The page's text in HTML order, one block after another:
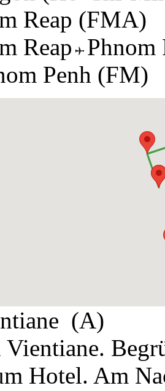
Reap (FMA)
Reap
Phnom
Penh (FM)
(A)
Hotel. Am